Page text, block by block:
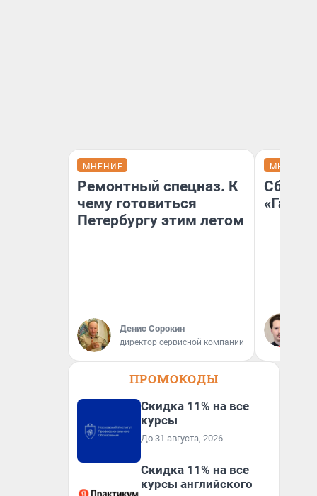
МНЕНИЕ
Ремонтный спецназ. К
чему готовиться
Петербургу этим летом
Денис Сорокин
директор сервисной компании
МНЕНИЕ
Сбер
ПРОМОКОДЫ
Скидка 11% на все
курсы
До 31 августа, 2026
Скидка 11% на все
курсы английского